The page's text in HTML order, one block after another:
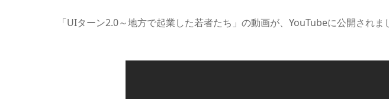
「UIターン2.0～地方で起業した若者たち」の動画が、YouTubeに公開されま